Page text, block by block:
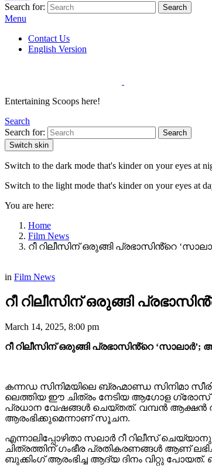
Search for:
Search
Menu
Contact Us
English Version
Entertaining Scoops here!
Search
Search for:
Search
Switch skin
Switch to the dark mode that's kinder on your eyes at
Switch to the light mode that's kinder on your eyes at
You are here:
Home
Film News
റീ റിലീസിന് ഒരുങ്ങി പ്രഭാസിൻ്റെ
in Film News
റീ റിലീസിന് ഒരുങ്ങി
March 14, 2025, 8:00 pm
റീ റിലീസിന് ഒരുങ്ങി പ്രഭാസിൻ്റെ
കന്നഡ സിനിമയിലെ ബ്രഹ്മാണ്ഡ സിനിമാ
ലെത്തിയ ഈ ചിത്രം നേടിയ ആഗോള ഗ്രോസ്
പ്രധാന വേഷങ്ങൾ ചെയ്തത്. വമ്പൻ ആക്ഷൻ
ആരംഭിക്കുമെന്നാണ് സൂചന.
എന്നാലിപ്പോഴിതാ സലാർ റീ റിലീസ്
ചിത്രത്തിന് ഗംഭീര പ്രതികരണങ്ങൾ ആണ്
ബുക്കിംഗ് ആരംഭിച്ച ആദ്യ ദിനം വിറ്റു പോയത്.